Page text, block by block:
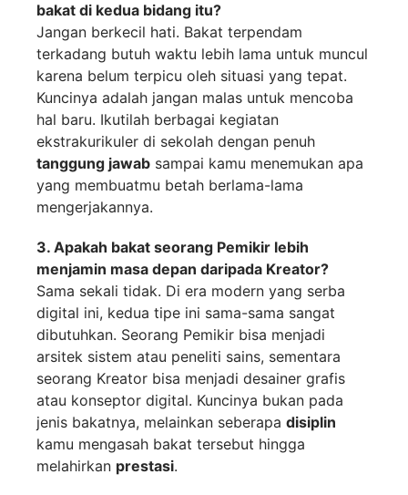
bakat di kedua bidang itu?
Jangan berkecil hati. Bakat terpendam
terkadang butuh waktu lebih lama untuk muncul
karena belum terpicu oleh situasi yang tepat.
Kuncinya adalah jangan malas untuk mencoba
hal baru. Ikutilah berbagai kegiatan
ekstrakurikuler di sekolah dengan penuh
tanggung jawab sampai kamu menemukan apa
yang membuatmu betah berlama-lama
mengerjakannya.
3. Apakah bakat seorang Pemikir lebih
menjamin masa depan daripada Kreator?
Sama sekali tidak. Di era modern yang serba
digital ini, kedua tipe ini sama-sama sangat
dibutuhkan. Seorang Pemikir bisa menjadi
arsitek sistem atau peneliti sains, sementara
seorang Kreator bisa menjadi desainer grafis
atau konseptor digital. Kuncinya bukan pada
jenis bakatnya, melainkan seberapa disiplin
kamu mengasah bakat tersebut hingga
melahirkan prestasi.